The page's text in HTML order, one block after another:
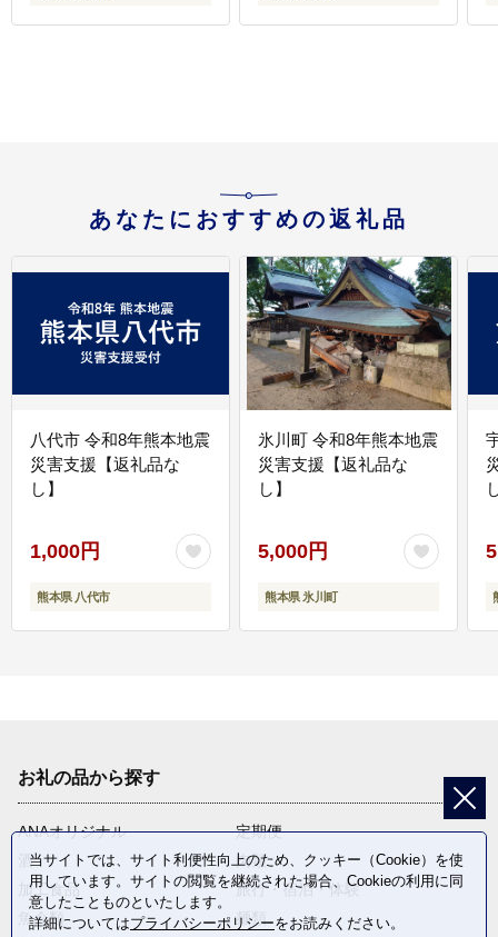
あなたにおすすめの返礼品
八代市 令和8年熊本地震
災害支援【返礼品な
し】
1,000円
熊本県 八代市
氷川町 令和8年熊本地震
災害支援【返礼品な
し】
5,000円
熊本県 氷川町
お礼の品から探す
ANAオリジナル
定期便
酒
肉類
加工食品
旅行・宿泊・体験
魚介類
麺類
当サイトでは、サイト利便性向上のため、クッキー（Cookie）を使
用しています。サイトの閲覧を継続された場合、Cookieの利用に同
意したことものといたします。
詳細についてはプライバシーポリシーをお読みください。